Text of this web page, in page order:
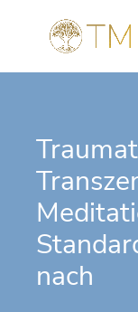
nach